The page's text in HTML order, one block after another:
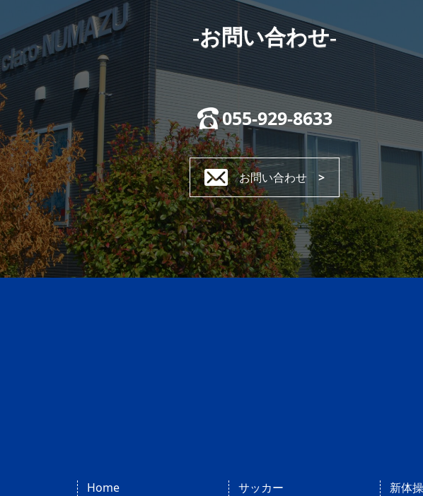
-お問い合わせ-
055-929-8633
お問い合わせ
Home
サッカー
新体操